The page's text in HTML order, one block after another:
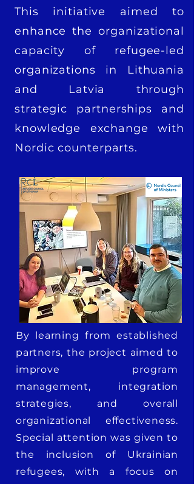
This initiative aimed to
enhance the organizational
capacity of refugee-led
organizations in Lithuania
and Latvia through
strategic partnerships and
knowledge exchange with
Nordic counterparts.
By learning from established
partners, the project aimed to
improve program
management, integration
strategies, and overall
organizational effectiveness.
Special attention was given to
the inclusion of Ukrainian
refugees, with a focus on